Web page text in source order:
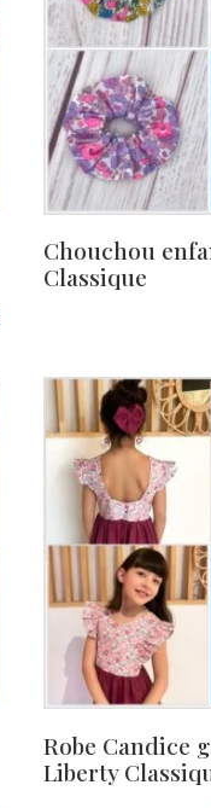
Chouchou
Classique
Robe Candice
Liberty